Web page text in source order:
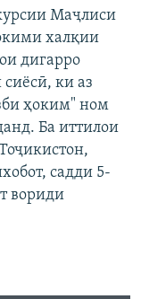
Маҷлиси
халқии
дигарро
ки аз
ҳоким" ном
Ба иттилои
садди 5-
вориди